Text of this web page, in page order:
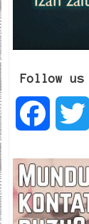
Follow us
c
e